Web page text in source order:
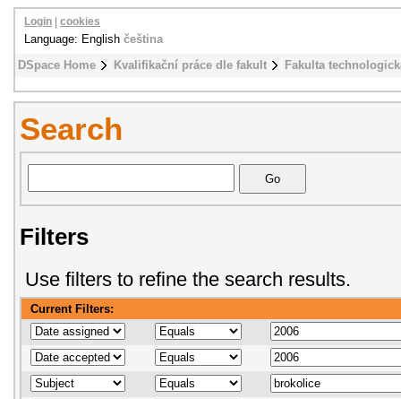
DSpace Home Kvalifikační práce dle fakult Fakulta
Login cookies
Language: English čeština
Search
Filters
Use filters to refine the search results.
Current Filters: